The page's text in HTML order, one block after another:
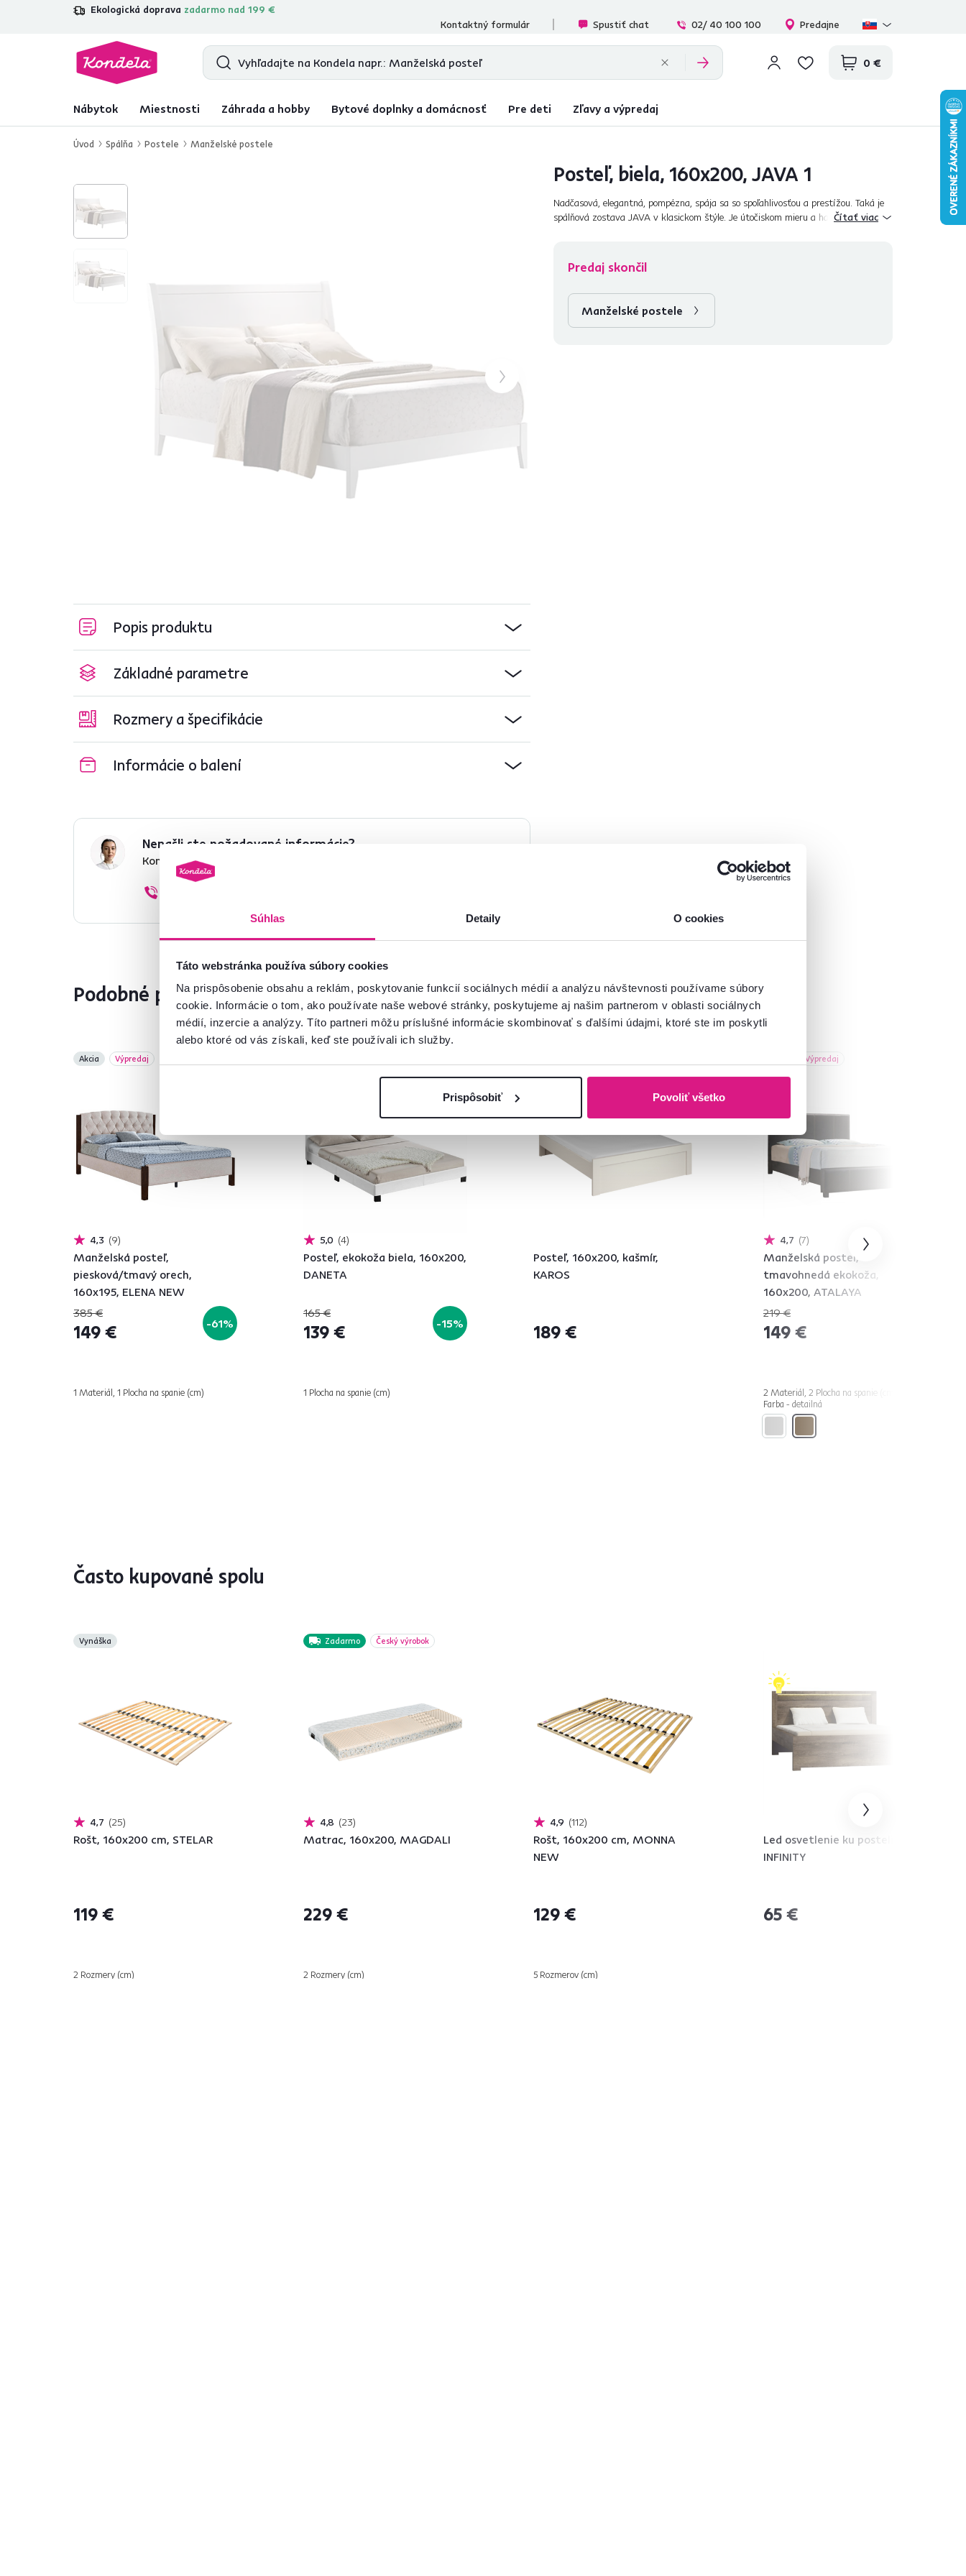
Súhlas Detaily O cookies
Táto webstránka používa súbory cookies
Na prispôsobenie obsahu a reklám, poskytovanie funkcií sociálnych médií a analýzu návštevnosti používame súbory
cookie. Informácie o tom, ako používate naše webové stránky, poskytujeme aj našim partnerom v oblasti sociálnych
médií, inzercie a analýzy. Títo partneri môžu príslušné informácie skombinovať s ďalšími údajmi, ktoré ste im poskytli
alebo ktoré od vás získali, keď ste používali ich služby.
Prispôsobiť Povoliť všetko
Ekologická doprava zadarmo nad 199 €
4,7 31 285overených produktových recenzií
Kontaktný formulár
Spustiť chat 02/ 40 100 100 Predajne
0 €
Nábytok Miestnosti Záhrada a hobby Bytové doplnky a domácnosť Pre deti Zľavy a výpredaj
Úvod Spálňa Postele Manželské postele
Posteľ, biela, 160x200, JAVA 1
Nadčasová, elegantná, pompézna, spája sa so spoľahlivosťou a prestížou. Taká je
spálňová zostava JAVA v klasickom štýle. Je útočiskom mieru a harmónie.
Čítať viac
Predaj skončil
Manželské postele
Popis produktu
Základné parametre
Rozmery a špecifikácie
Informácie o balení
Nenašli ste požadované informácie?
Kontaktujte nás a my vám radi poradíme
Podobné produkty
Akcia Výpredaj
4,3 9
Manželská posteľ,
piesková/tmavý orech,
160x195, ELENA NEW
385 €
149 € -61%
1 Materiál, 1 Plocha na spanie (cm)
5,0 4
Posteľ, ekokoža biela, 160x200,
DANETA
165 €
139 € -15%
1 Plocha na spanie (cm)
Posteľ, 160x200, kašmír,
KAROS
189 €
Výpredaj
4,7 7
Manželská posteľ,
tmavohnedá ekokoža,
160x200, ATALAYA
219 €
149 €
2 Materiál, 2 Plocha na spanie (cm), 2
Farba - detailná
Často kupované spolu
Vynáška
4,7 25
Rošt, 160x200 cm, STELAR
119 €
2 Rozmery (cm)
Zadarmo Český výrobok
4,8 23
Matrac, 160x200, MAGDALI
229 €
2 Rozmery (cm)
4,9 112
Rošt, 160x200 cm, MONNA
NEW
129 €
5 Rozmerov (cm)
Led osvetlenie ku posteli 19,
INFINITY
65 €